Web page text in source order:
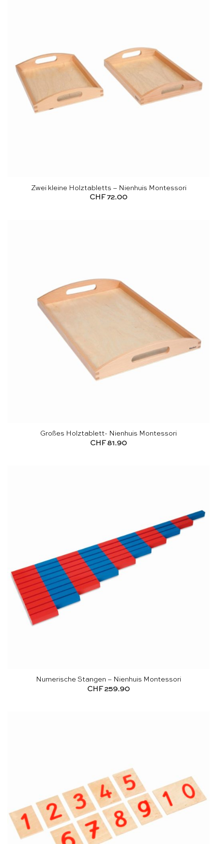
Zwei kleine Holztabletts – Nienhuis Montessori
CHF 72.00
Großes Holztablett- Nienhuis Montessori
CHF81.90
Numerische Stangen – Nienhuis Montessori
CHF259.90